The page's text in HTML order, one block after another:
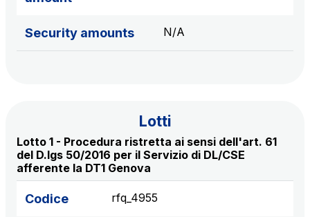
Giovia
Società Italiana per il Traforo del Monte Bianco
S.p.A.
Network Km: 6
Concession expiring in 2050
Security amounts N/A
Lotti
Lotto 1 - Procedura ristretta ai sensi dell'art. 61
del D.lgs 50/2016 per il Servizio di DL/CSE
afferente la DT1 Genova
Codice rfq_4955